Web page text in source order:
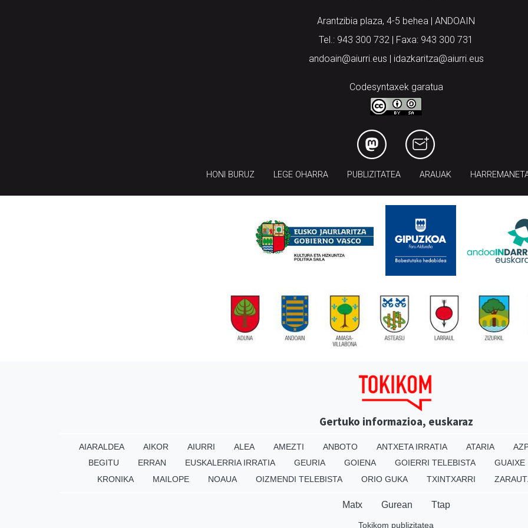
Arantzibia plaza, 4-5 behea | ANDOAIN
Tel.: 943 300 732 | Faxa: 943 300 731
andoain@aiurri.eus | idazkaritza@aiurri.eus
Codesyntaxek garatua
HONI BURUZ LEGE OHARRA PUBLIZITATEA ARAUAK
Gertuko informazioa, euskaraz
AIARALDEA AIKOR AIURRI ALEA AMEZTI ANBOTO ANTXETA IRRATIA ATARIA
BEGITU
ERRAN EUSKALERRIA IRRATIA GEURIA GOIENA GOIERRI TELEBISTA GUAIXE
KRONIKA
MAILOPE NOAUA OIZMENDI TELEBISTA ORIO GUKA TXINTXARRI
Matx Gurean Ttap
Tokikom publizitatea